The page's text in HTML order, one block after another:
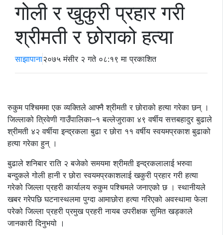
गोली र खुकुरी प्रहार गरी
श्रीमती र छोराको हत्या
साझापाना२०७५ मंसीर २ गते ०८:१९ मा प्रकाशित
रुकुम पश्चिममा एक व्यक्तिले आफ्नै श्रीमती र छोराको हत्या गरेका छन् ।
जिल्लाको त्रिवेणी गाउँपालिका–१ बल्लेजुराका ४९ वर्षीय सत्तबहादुर बुढाले
श्रीमती ४२ वर्षीया इन्द्रकला बुढा र छोरा ११ वर्षीय स्वयमप्रकाश बुढाको
हत्या गरेका हुन् ।
बुढाले शनिबार राति २ बजेको समयमा श्रीमती इन्द्रकलालाई भरुवा
बन्दुकले गोली हानी र छोरा स्वयमप्रकाशलाई खकुरी प्रहार गरी हत्या
गरेको जिल्ला प्रहरी कार्यालय रुकुम पश्चिमले जनाएको छ । स्थानीयले
खबर गरेपछि घटनास्थलमा पुग्दा आमाछोरा हत्या गरिएको अवस्थामा फेला
परेको जिल्ला प्रहरी प्रमुख प्रहरी नायब उपरीक्षक सुमित खड्काले
जानकारी दिनुभयो ।